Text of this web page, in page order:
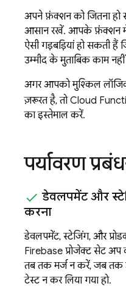
अपने फ़ंक्शन को जितना
आसान रखें. आपके फ़ंक्शन में
ऐसी गड़बड़ियां हो सकती हैं
उम्मीद के मुताबिक काम
अगर आपको मुश्किल
ज़रूरत है, तोCloud
का इस्तेमाल करें.
पर्यावरण
डेवलपमेंट और
करना
डेवलपमेंट, स्टेजिंग, और
Firebase प्रोजेक्ट सेट अप
तब तक मर्ज न करें, जब तक
टेस्ट न कर लिया गया हो.